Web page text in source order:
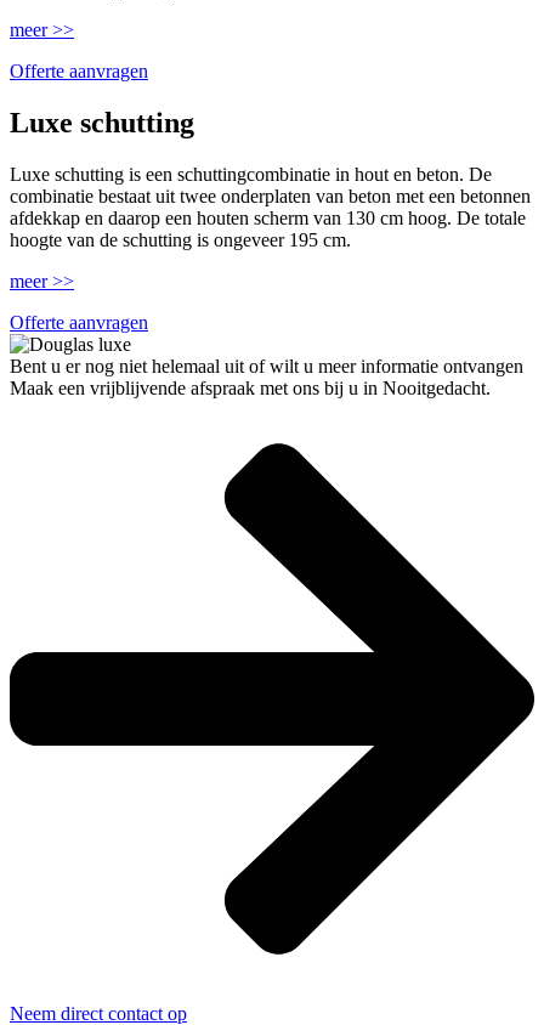
meer >>
Offerte aanvragen
Luxe schutting
Luxe schutting is een schuttingcombinatie in hout en beton. De
combinatie bestaat uit twee onderplaten van beton met een betonnen
afdekkap en daarop een houten scherm van 130 cm hoog. De totale
hoogte van de schutting is ongeveer 195 cm.
meer >>
Offerte aanvragen
Bent u er nog niet helemaal uit of wilt u meer informatie ontvangen
Maak een vrijblijvende afspraak met ons bij u in Nooitgedacht.
Neem direct contact op